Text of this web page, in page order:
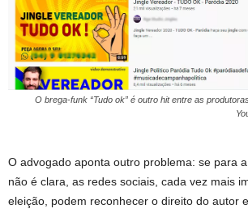
O brega-funk “Tudo ok” é outro hit entre as
O advogado aponta outro problema: se para
não é clara, as redes sociais, cada vez mais
eleição, podem reconhecer o direito do autor